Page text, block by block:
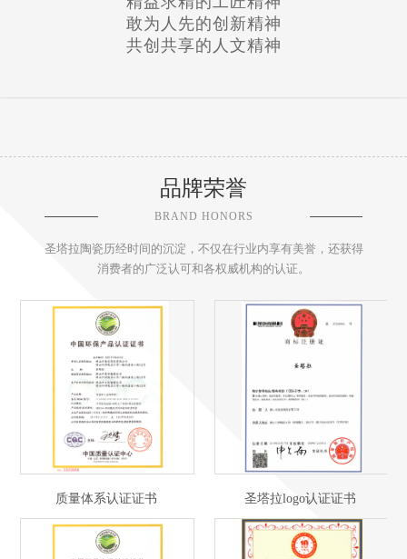
敢为人先的创新精神
共创共享的人文精神
品牌荣誉
BRAND HONORS
圣塔拉陶瓷历经时间的沉淀，不仅在行业内享有美誉，还获得
消费者的广泛认可和各权威机构的认证。
质量体系认证证书 圣塔拉logo认证证书